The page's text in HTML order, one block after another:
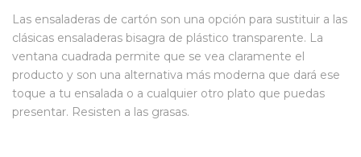
Las ensaladeras de cartón son una opción para sustituir a las
clásicas ensaladeras bisagra de plástico transparente. La
ventana cuadrada permite que se vea claramente el
producto y son una alternativa más moderna que dará ese
toque a tu ensalada o a cualquier otro plato que puedas
presentar. Resisten a las grasas.